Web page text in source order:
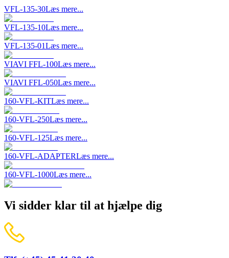
VFL-135-30Læs mere...
VFL-135-10Læs mere...
VFL-135-01Læs mere...
VIAVI FFL-100Læs mere...
VIAVI FFL-050Læs mere...
160-VFL-KITLæs mere...
160-VFL-250Læs mere...
160-VFL-125Læs mere...
160-VFL-ADAPTERLæs mere...
160-VFL-1000Læs mere...
Vi sidder klar til at hjælpe dig